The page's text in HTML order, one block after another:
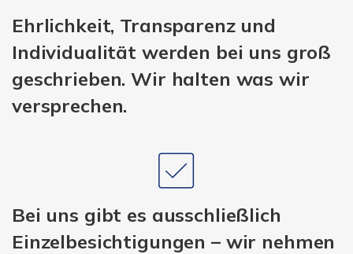
Ehrlichkeit, Transparenz und
Individualität werden bei uns groß
geschrieben. Wir halten was wir
versprechen.
Bei uns gibt es ausschließlich
Einzelbesichtigungen – wir nehmen